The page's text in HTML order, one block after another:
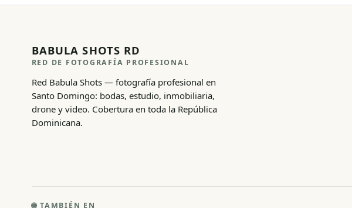
BABULA SHOTS RD
RED DE FOTOGRAFÍA PROFESIONAL
Red Babula Shots — fotografía profesional en
Santo Domingo: bodas, estudio, inmobiliaria,
drone y video. Cobertura en toda la República
Dominicana.
🌐 TAMBIÉN EN